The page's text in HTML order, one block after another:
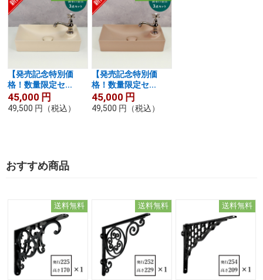
【発売記念特別価
格！数量限定セ...
45,000 円
49,500 円 （税込）
【発売記念特別価
格！数量限定セ...
45,000 円
49,500 円 （税込）
おすすめ商品
送料無料 送料無料 送料無料